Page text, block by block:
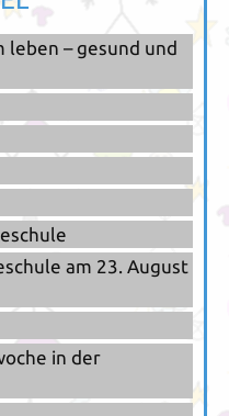
leben – gesund und
am 23. August
in der